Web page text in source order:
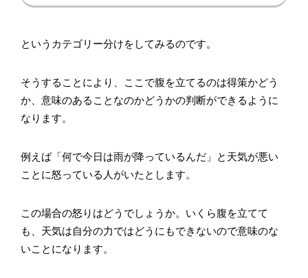
というカテゴリー分けをしてみるのです。
そうすることにより、ここで腹を立てるのは得策かどう
か、意味のあることなのかどうかの判断ができるように
なります。
例えば「何で今日は雨が降っているんだ」と天気が悪い
ことに怒っている人がいたとします。
この場合の怒りはどうでしょうか。いくら腹を立てて
も、天気は自分の力ではどうにもできないので意味のな
いことになります。